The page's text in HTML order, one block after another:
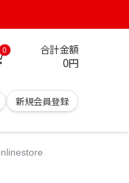
0 合計金額
0円
新規会員登録